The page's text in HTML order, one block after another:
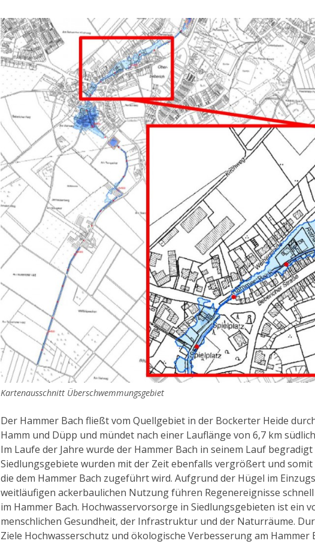
Kartenausschnitt Überschwemmungsgebiet
Der Hammer Bach fließt vom Quellgebiet in der Bockerter Heide
Hamm und Düpp und mündet nach einer Lauflänge von 6,7 km
Im Laufe der Jahre wurde der Hammer Bach in seinem Lauf
Siedlungsgebiete wurden mit der Zeit ebenfalls vergrößert und
die dem Hammer Bach zugeführt wird. Aufgrund der Hügel im
weitläufigen ackerbaulichen Nutzung führen Regenereignisse
im Hammer Bach. Hochwasservorsorge in Siedlungsgebieten ist ein
menschlichen Gesundheit, der Infrastruktur und der Naturräume.
Ziele Hochwasserschutz und ökologische Verbesserung am Hammer